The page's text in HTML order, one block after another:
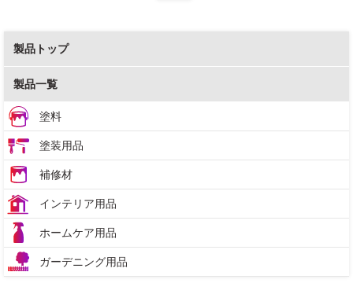
製品トップ
製品一覧
塗料
塗装用品
補修材
インテリア用品
ホームケア用品
ガーデニング用品